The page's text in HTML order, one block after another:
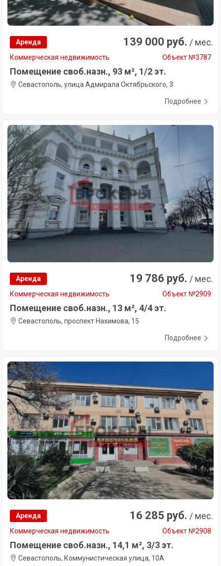
Аренда 139 000 руб. / мес.
Коммерческая недвижимость Объект №3787
Помещение своб.назн., 93 м², 1/2 эт.
Севастополь, улица Адмирала Октябрьского, 3
Подробнее
Аренда 19 786 руб. / мес.
Коммерческая недвижимость Объект №2909
Помещение своб.назн., 13 м², 4/4 эт.
Севастополь, проспект Нахимова, 15
Подробнее
Аренда 16 285 руб. / мес.
Коммерческая недвижимость Объект №2908
Помещение своб.назн., 14,1 м², 3/3 эт.
Севастополь, Коммунистическая улица, 10А